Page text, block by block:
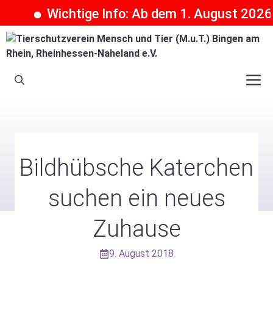
Wichtige Info: Ab dem 1. August 2026
Zum
Inhalt
springen
Bildhübsche Katerchen
suchen ein neues
Zuhause
9. August 2018